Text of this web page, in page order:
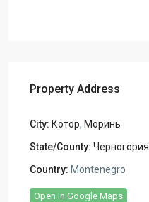
Property Address
City: Котор, Моринь
State/County: Черногория
Country: Montenegro
Open In Google Maps